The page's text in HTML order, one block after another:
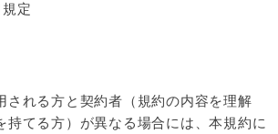
定
される方と契約者（規約の内容を理解
持てる方）が異なる場合には、本規約に